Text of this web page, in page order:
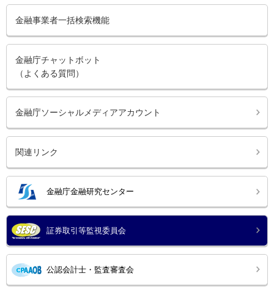
金融事業者一括検索機能
金融庁チャットボット
（よくある質問）
金融庁ソーシャルメディアアカウント
関連リンク
金融庁金融研究センター
証券取引等監視委員会
公認会計士・監査審査会